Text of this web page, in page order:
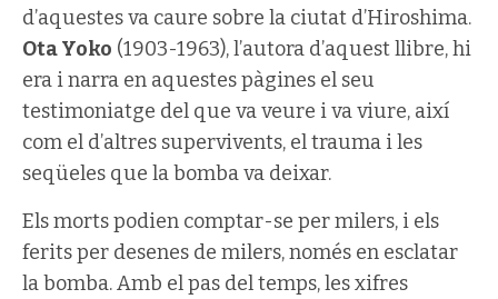
d’aquestes va caure sobre la ciutat d’Hiroshima.
Ota Yoko (1903-1963), l’autora d’aquest llibre, hi
era i narra en aquestes pàgines el seu
testimoniatge del que va veure i va viure, així
com el d’altres supervivents, el trauma i les
seqüeles que la bomba va deixar.
Els morts podien comptar-se per milers, i els
ferits per desenes de milers, només en esclatar
la bomba. Amb el pas del temps, les xifres